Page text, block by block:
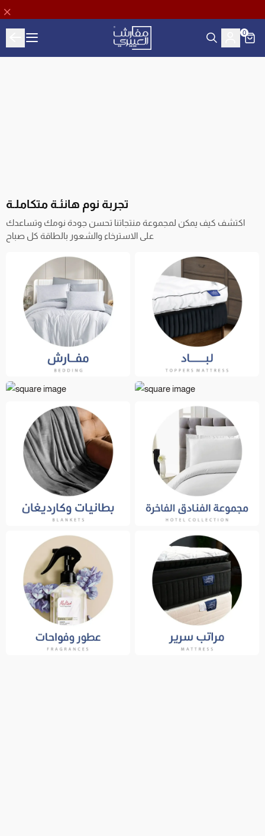
Aloyayri Bedding
0
تجربة نوم هانئـة متكاملـة
اكتشف كيف يمكن لمجموعة منتجاتنا تحسن جودة نومك وتساعدك
على الاسترخاء والشعور بالطاقة كل صباح